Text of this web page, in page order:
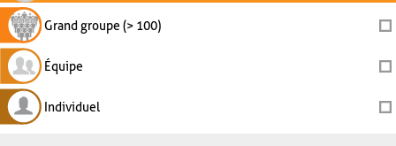
Grand groupe (> 100)
Équipe
Individuel